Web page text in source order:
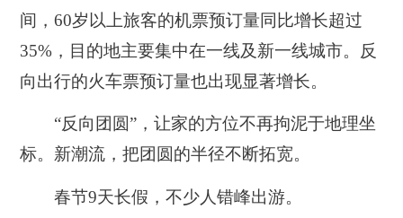
间，60岁以上旅客的机票预订量同比增长超过
35%，目的地主要集中在一线及新一线城市。反
向出行的火车票预订量也出现显著增长。
“反向团圆”，让家的方位不再拘泥于地理坐
标。新潮流，把团圆的半径不断拓宽。
春节9天长假，不少人错峰出游。